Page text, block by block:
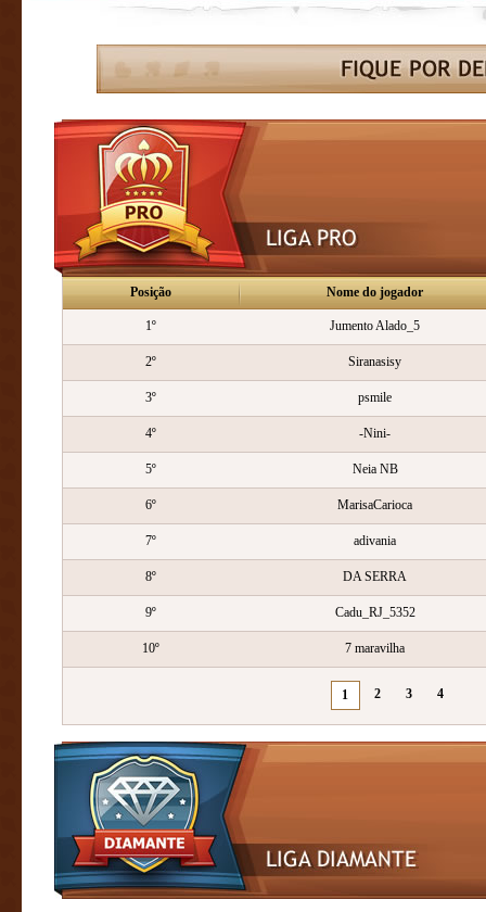
Posição Nome do jogador
1º Jumento Alado_5
2º Siranasisy
3º psmile
4º -Nini-
5º Neia NB
6º MarisaCarioca
7º adivania
8º DA SERRA
9º Cadu_RJ_5352
10º 7 maravilha
1 2 3 4